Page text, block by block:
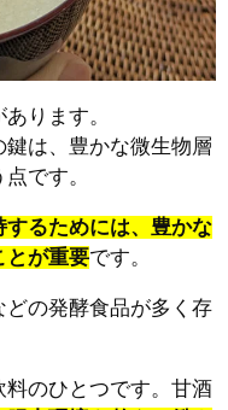
ります。
は、豊かな微生物層
です。
するためには、豊かな
とが重要です。
どの発酵食品が多く存
のひとつです。甘酒